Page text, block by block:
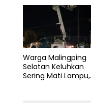
Warga Malingping
Selatan Keluhkan
Sering Mati Lampu,